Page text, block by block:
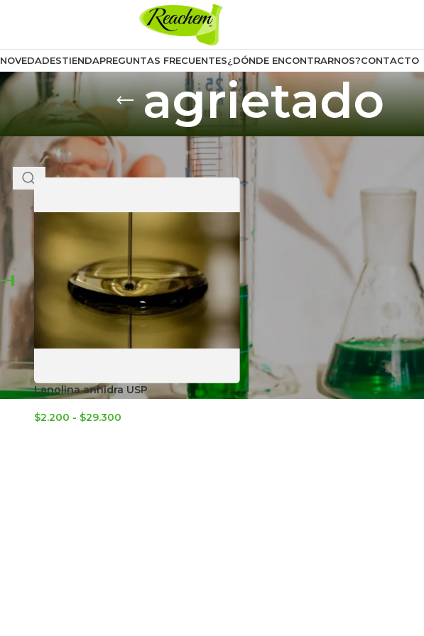
NOVEDADESTIENDAPREGUNTAS FRECUENTES¿DÓNDE ENCONTRARNOS?CONTACTO
agrietado
Inicio/Productos etiquetados “agrietado”
Lanolina anhidra USP
$2.200 - $29.300